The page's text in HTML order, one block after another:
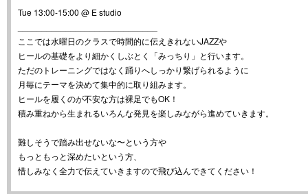
Tue 13:00-15:00 @ E studio
ここでは水曜日のクラスで時間的に伝えきれないJAZZや
ヒールの基礎をより細かくしぶとく「みっちり」と行います。
ただのトレーニングではなく踊りへしっかり繋げられるように
月毎にテーマを決めて集中的に取り組みます。
ヒールを履くのが不安な方は裸足でもOK！
積み重ねから生まれるいろんな発見を楽しみながら進めていきます。
難しそうで踏み出せないな〜という方や
もっともっと深めたいという方、
惜しみなく全力で伝えていきますので飛び込んできてください！